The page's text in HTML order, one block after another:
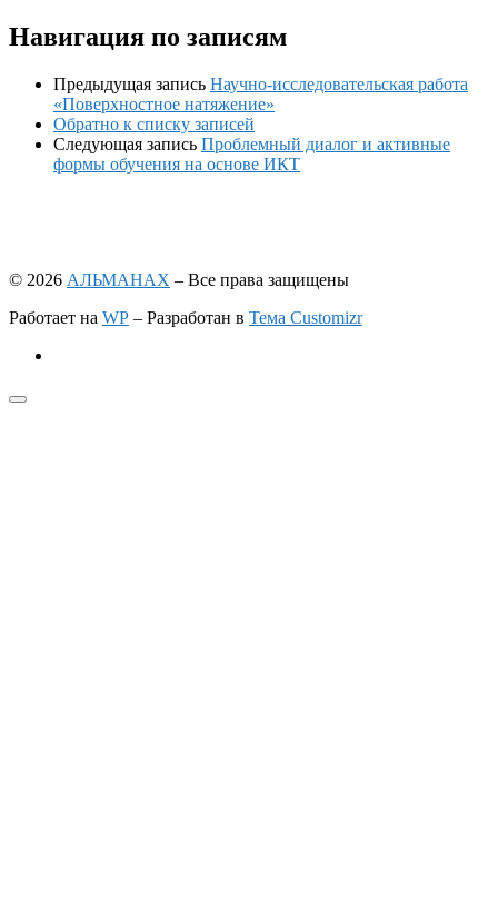
Навигация по записям
Предыдущая запись Научно-исследовательская работа
«Поверхностное натяжение»
Обратно к списку записей
Следующая запись Проблемный диалог и активные
формы обучения на основе ИКТ
© 2026 АЛЬМАНАХ – Все права защищены
Работает на WP – Разработан в Тема Customizr